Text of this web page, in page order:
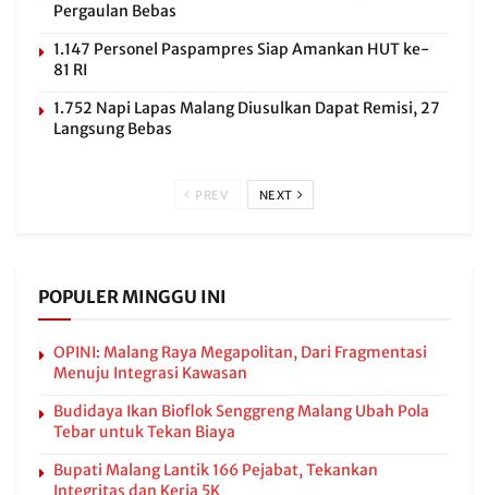
Pergaulan Bebas
1.147 Personel Paspampres Siap Amankan HUT ke-
81 RI
1.752 Napi Lapas Malang Diusulkan Dapat Remisi, 27
Langsung Bebas
PREV NEXT
POPULER MINGGU INI
OPINI: Malang Raya Megapolitan, Dari Fragmentasi
Menuju Integrasi Kawasan
Budidaya Ikan Bioflok Senggreng Malang Ubah Pola
Tebar untuk Tekan Biaya
Bupati Malang Lantik 166 Pejabat, Tekankan
Integritas dan Kerja 5K